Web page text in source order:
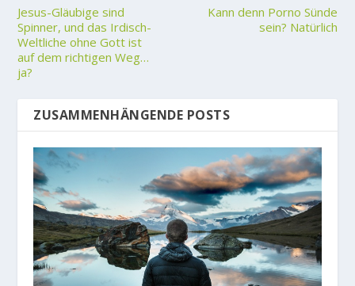
Jesus-Gläubige sind
Spinner, und das Irdisch-
Weltliche ohne Gott ist
auf dem richtigen Weg…
ja?
Kann denn Porno Sünde
sein? Natürlich
ZUSAMMENHÄNGENDE POSTS